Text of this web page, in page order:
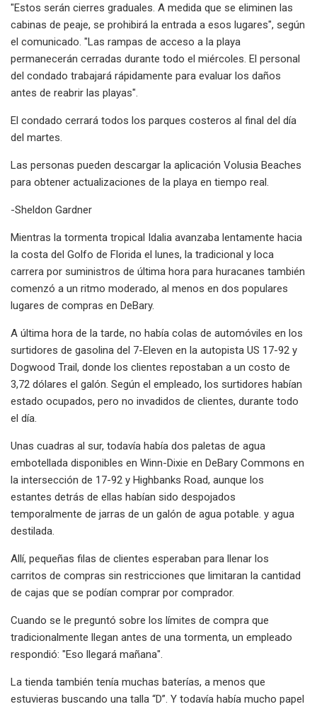
"Estos serán cierres graduales. A medida que se eliminen las
cabinas de peaje, se prohibirá la entrada a esos lugares", según
el comunicado. "Las rampas de acceso a la playa
permanecerán cerradas durante todo el miércoles. El personal
del condado trabajará rápidamente para evaluar los daños
antes de reabrir las playas".
El condado cerrará todos los parques costeros al final del día
del martes.
Las personas pueden descargar la aplicación Volusia Beaches
para obtener actualizaciones de la playa en tiempo real.
-Sheldon Gardner
Mientras la tormenta tropical Idalia avanzaba lentamente hacia
la costa del Golfo de Florida el lunes, la tradicional y loca
carrera por suministros de última hora para huracanes también
comenzó a un ritmo moderado, al menos en dos populares
lugares de compras en DeBary.
A última hora de la tarde, no había colas de automóviles en los
surtidores de gasolina del 7-Eleven en la autopista US 17-92 y
Dogwood Trail, donde los clientes repostaban a un costo de
3,72 dólares el galón. Según el empleado, los surtidores habían
estado ocupados, pero no invadidos de clientes, durante todo
el día.
Unas cuadras al sur, todavía había dos paletas de agua
embotellada disponibles en Winn-Dixie en DeBary Commons en
la intersección de 17-92 y Highbanks Road, aunque los
estantes detrás de ellas habían sido despojados
temporalmente de jarras de un galón de agua potable. y agua
destilada.
Allí, pequeñas filas de clientes esperaban para llenar los
carritos de compras sin restricciones que limitaran la cantidad
de cajas que se podían comprar por comprador.
Cuando se le preguntó sobre los límites de compra que
tradicionalmente llegan antes de una tormenta, un empleado
respondió: "Eso llegará mañana".
La tienda también tenía muchas baterías, a menos que
estuvieras buscando una talla “D”. Y todavía había mucho papel